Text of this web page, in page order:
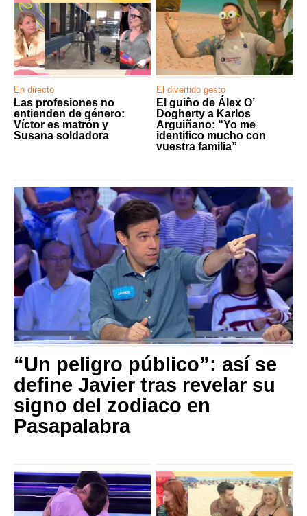
En directo
Las profesiones no
entienden de género:
Víctor es matrón y
Susana soldadora
El divertido gesto
El guiño de Álex O’
Dogherty a Karlos
Arguiñano: “Yo me
identifico mucho con
vuestra familia”
“Un peligro público”: así se
define Javier tras revelar su
signo del zodiaco en
Pasapalabra